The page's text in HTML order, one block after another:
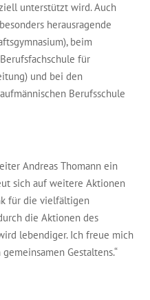
unterstützt wird. Auch
herausragende
beim
für
und bei den
Berufsschule
Andreas Thomann ein
sich auf weitere Aktionen
für die vielfältigen
die Aktionen des
lebendiger. Ich freue mich
Gestaltens.“